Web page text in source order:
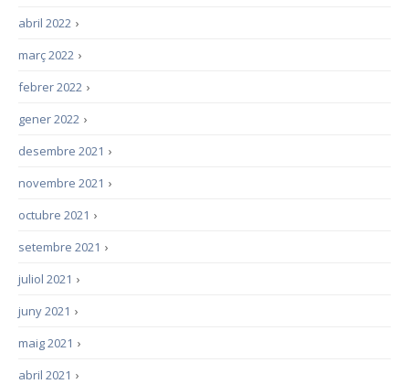
›
abril 2022
›
març 2022
›
febrer 2022
›
gener 2022
›
desembre 2021
›
novembre 2021
›
octubre 2021
›
setembre 2021
›
juliol 2021
›
juny 2021
›
maig 2021
›
abril 2021